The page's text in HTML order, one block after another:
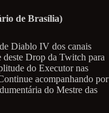
de Brasília)
Diablo IV dos canais
Drop da Twitch para
do Executor nas
acompanhando por
do Mestre das